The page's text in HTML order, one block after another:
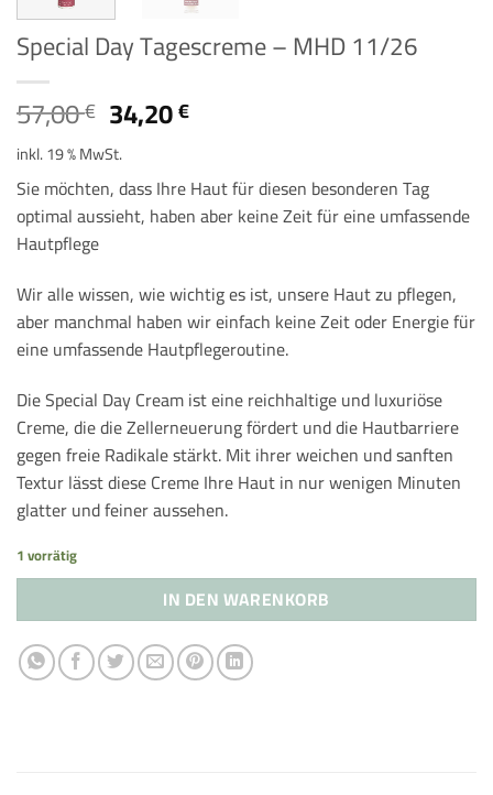
Special Day Tagescreme – MHD 11/26
57,00€ Ursprünglicher
Preis
war:
57,00 €
34,20€Aktueller
34,20 €.
inkl. 19 % MwSt.
Sie möchten, dass Ihre Haut für diesen besonderen Tag
optimal aussieht, haben aber keine Zeit für eine umfassende
Hautpflege
Wir alle wissen, wie wichtig es ist, unsere Haut zu pflegen,
aber manchmal haben wir einfach keine Zeit oder Energie für
eine umfassende Hautpflegeroutine.
Die Special Day Cream ist eine reichhaltige und luxuriöse
Creme, die die Zellerneuerung fördert und die Hautbarriere
gegen freie Radikale stärkt. Mit ihrer weichen und sanften
Textur lässt diese Creme Ihre Haut in nur wenigen Minuten
glatter und feiner aussehen.
1 vorrätig
IN DEN WARENKORB